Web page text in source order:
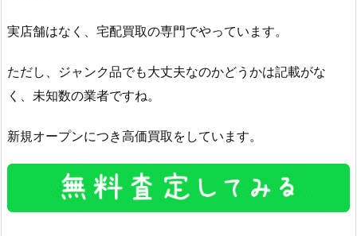
実店舗はなく、宅配買取の専門でやっています。
ただし、ジャンク品でも大丈夫なのかどうかは記載がな
く、未知数の業者ですね。
新規オープンにつき高価買取をしています。